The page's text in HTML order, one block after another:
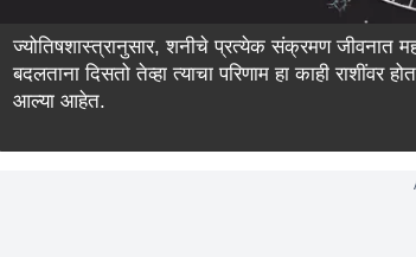
ज्योतिषशास्त्रानुसार, शनीचे प्रत्येक संक्रमण जीवनात
बदलताना दिसतो तेव्हा त्याचा परिणाम हा काही राशींवर
आल्या आहेत.